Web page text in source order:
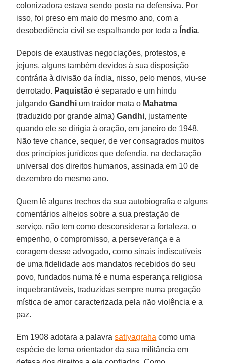
colonizadora estava sendo posta na defensiva. Por
isso, foi preso em maio do mesmo ano, com a
desobediência civil se espalhando por toda a Índia.
Depois de exaustivas negociações, protestos, e
jejuns, alguns também devidos à sua disposição
contrária à divisão da índia, nisso, pelo menos, viu-se
derrotado. Paquistão é separado e um hindu
julgandoGandhi um traidor mata o Mahatma
(traduzido por grande alma)Gandhi, justamente
quando ele se dirigia à oração, em janeiro de 1948.
Não teve chance, sequer, de ver consagrados muitos
dos princípios jurídicos que defendia, na declaração
universal dos direitos humanos, assinada em 10 de
dezembro do mesmo ano.
Quem lê alguns trechos da sua autobiografia e alguns
comentários alheios sobre a sua prestação de
serviço, não tem como desconsiderar a fortaleza, o
empenho, o compromisso, a perseverança e a
coragem desse advogado, como sinais indiscutíveis
de uma fidelidade aos mandatos recebidos do seu
povo, fundados numa fé e numa esperança religiosa
inquebrantáveis, traduzidas sempre numa pregação
mística de amor caracterizada pela não violência e a
paz.
Em 1908 adotara a palavrasatiyagraha como uma
espécie de lema orientador da sua militância em